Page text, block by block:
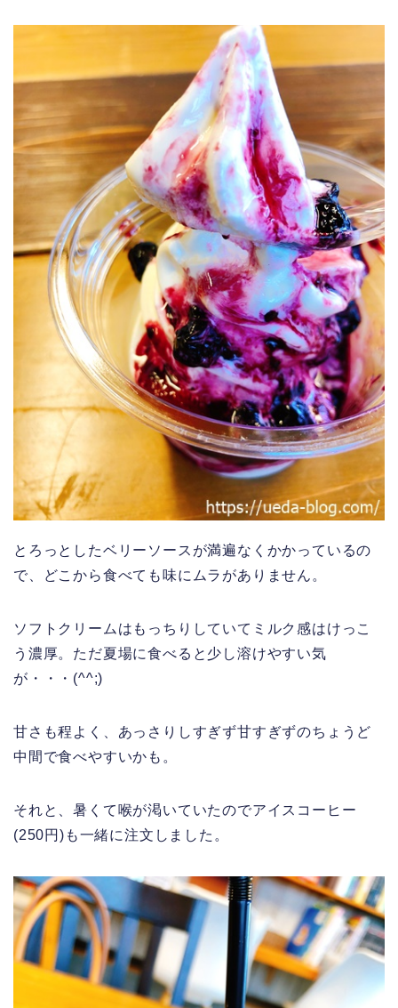
とろっとしたベリーソースが満遍なくかかっているの
で、どこから食べても味にムラがありません。
ソフトクリームはもっちりしていてミルク感はけっこ
う濃厚。ただ夏場に食べると少し溶けやすい気
が・・・(^^;)
甘さも程よく、あっさりしすぎず甘すぎずのちょうど
中間で食べやすいかも。
それと、暑くて喉が渇いていたのでアイスコーヒー
(250円)も一緒に注文しました。